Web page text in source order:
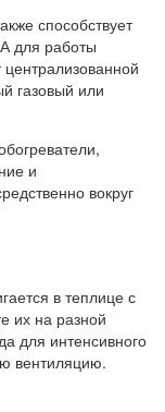
способствует
для работы
газовый или
и
вокруг
в теплице с
их на разной
для интенсивного
вентиляцию.